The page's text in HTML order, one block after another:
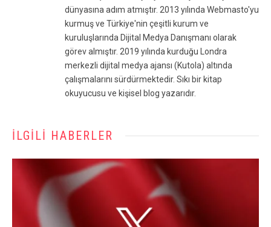
dünyasına adım atmıştır. 2013 yılında Webmasto'yu
kurmuş ve Türkiye'nin çeşitli kurum ve
kuruluşlarında Dijital Medya Danışmanı olarak
görev almıştır. 2019 yılında kurduğu Londra
merkezli dijital medya ajansı (Kutola) altında
çalışmalarını sürdürmektedir. Sıkı bir kitap
okuyucusu ve kişisel blog yazarıdır.
İLGILI HABERLER